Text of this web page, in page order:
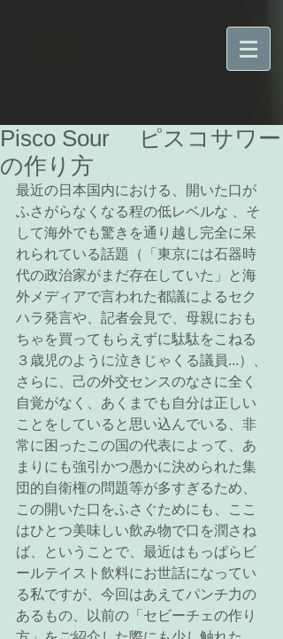
Pisco Sour ピスコサワー
の作り方
最近の日本国内における、開いた口が
ふさがらなくなる程の低レベルな 、そ
して海外でも驚きを通り越し完全に呆
れられている話題（「東京には石器時
代の政治家がまだ存在していた」と海
外メディアで言われた都議によるセク
ハラ発言や、記者会見で、母親におも
ちゃを買ってもらえずに駄駄をこねる
３歳児のように泣きじゃくる議員...）、
さらに、己の外交センスのなさに全く
自覚がなく、あくまでも自分は正しい
ことをしていると思い込んでいる、非
常に困ったこの国の代表によって、あ
まりにも強引かつ愚かに決められた集
団的自衛権の問題等が多すぎるため、
この開いた口をふさぐためにも、ここ
はひとつ美味しい飲み物で口を潤さね
ば、ということで、最近はもっぱらビ
ールテイスト飲料にお世話になってい
る私ですが、今回はあえてパンチ力の
あるもの、以前の「セビーチェの作り